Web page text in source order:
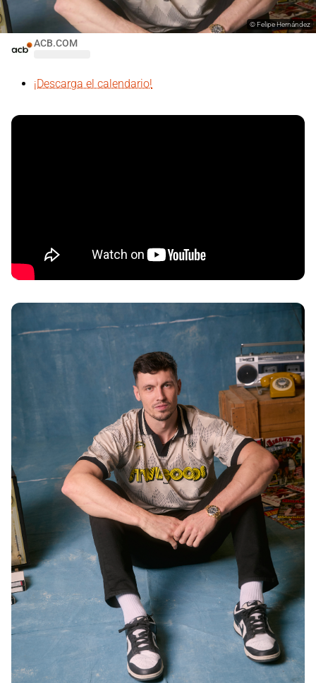
ACB.COM
©Felipe Hernández
¡Descarga el calendario!